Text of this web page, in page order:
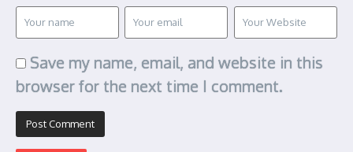
Save my name, email, and website in this
browser for the next time I comment.